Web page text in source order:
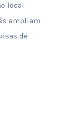
local.
ampliam
de